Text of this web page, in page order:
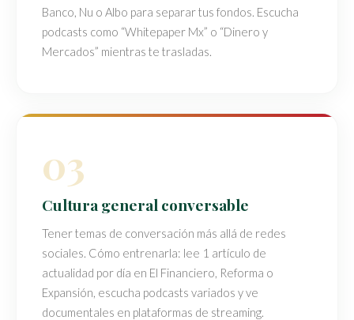
Banco, Nu o Albo para separar tus fondos. Escucha
podcasts como “Whitepaper Mx” o “Dinero y
Mercados” mientras te trasladas.
03
Cultura general conversable
Tener temas de conversación más allá de redes
sociales. Cómo entrenarla: lee 1 artículo de
actualidad por día en El Financiero, Reforma o
Expansión, escucha podcasts variados y ve
documentales en plataformas de streaming.